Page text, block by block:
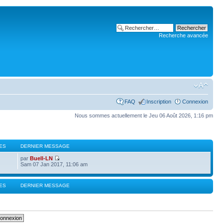
Recherche avancée
FAQ Inscription Connexion
Nous sommes actuellement le Jeu 06 Août 2026, 1:16 pm
DERNIER MESSAGE
parBuell-LN
Sam 07 Jan 2017, 11:06 am
DERNIER MESSAGE